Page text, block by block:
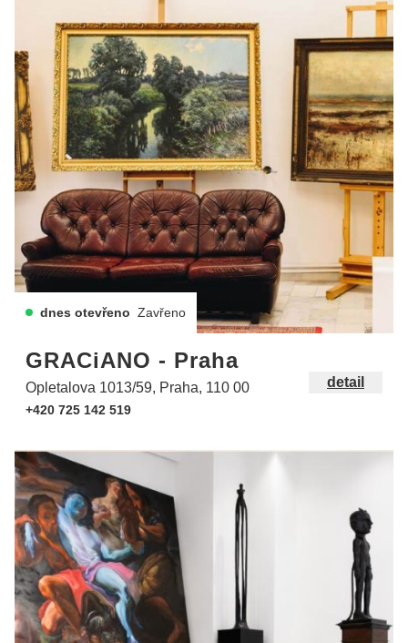
dnes otevřeno Zavřeno
GRACiANO - Praha
Opletalova 1013/59, Praha, 110 00
+420 725 142 519
detail